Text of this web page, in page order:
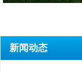
新闻动态